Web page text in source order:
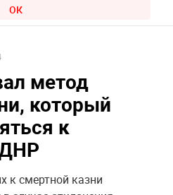
ОК
метод
который
к
к смертной казни